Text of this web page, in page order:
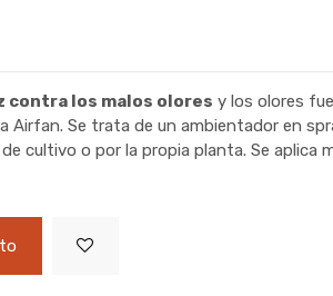
los malos olores y los olores
Airfan. Se trata de un ambientador en
cultivo o por la propia planta. Se aplica